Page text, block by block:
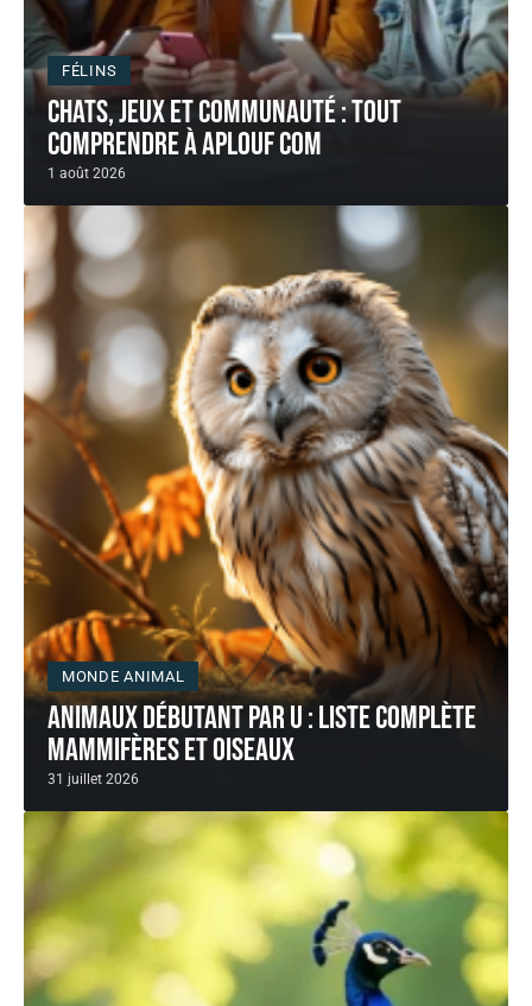
FÉLINS
Chats, jeux et communauté : tout
comprendre à aplouf com
1 août 2026
MONDE ANIMAL
Animaux débutant par U : liste complète
mammifères et oiseaux
31 juillet 2026